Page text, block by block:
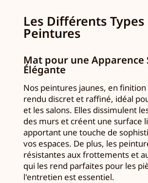
Les Différents Types
Peintures
Mat pour une Apparence
Élégante
Nos peintures jaunes, en
rendu discret et raffiné, idéal
et les salons. Elles dissimulent
des murs et créent une surface
apportant une touche de
vos espaces. De plus, les
résistantes aux frottements et
qui les rend parfaites pour les
l'entretien est essentiel.